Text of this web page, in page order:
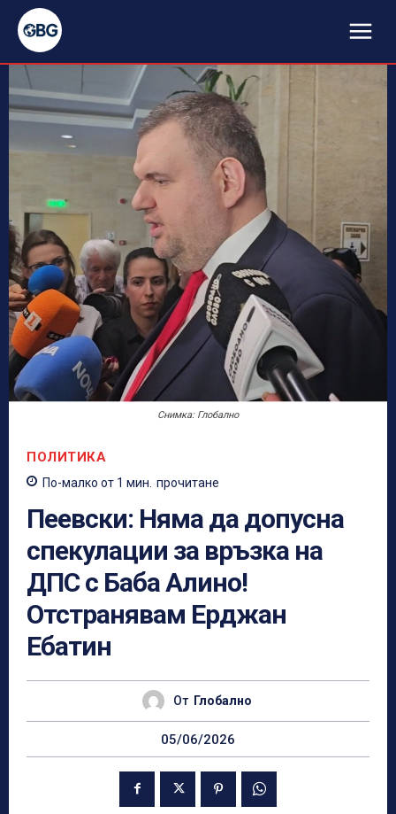
Снимка: Глобално
ПОЛИТИКА
По-малко от 1 мин. прочитане
Пеевски: Няма да допусна
спекулации за връзка на
ДПС с Баба Алино!
Отстранявам Ерджан
Ебатин
От Глобално
05/06/2026